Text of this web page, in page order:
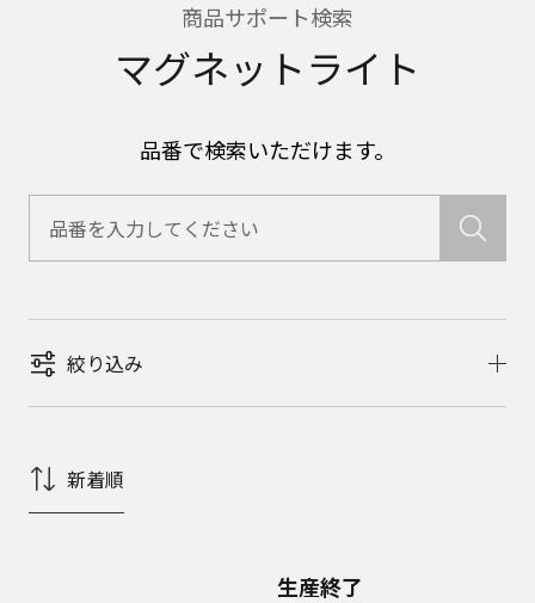
商品サポート検索
マグネットライト
品番で検索いただけます。
絞り込み
新着順
生産終了